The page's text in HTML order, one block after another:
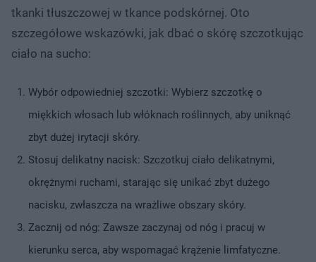
tkanki tłuszczowej w tkance podskórnej. Oto
szczegółowe wskazówki, jak dbać o skórę szczotkując
ciało na sucho:
Wybór odpowiedniej szczotki: Wybierz szczotkę o
miękkich włosach lub włóknach roślinnych, aby uniknąć
zbyt dużej irytacji skóry.
Stosuj delikatny nacisk: Szczotkuj ciało delikatnymi,
okrężnymi ruchami, starając się unikać zbyt dużego
nacisku, zwłaszcza na wrażliwe obszary skóry.
Zacznij od nóg: Zawsze zaczynaj od nóg i pracuj w
kierunku serca, aby wspomagać krążenie limfatyczne.